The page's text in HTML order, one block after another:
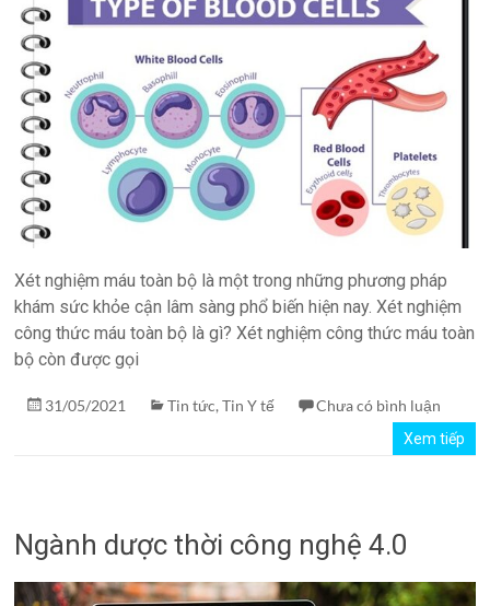
lý
phòng
xét
nghiệm
TPH.LabIMS
Xét nghiệm máu toàn bộ là một trong những phương pháp
khám sức khỏe cận lâm sàng phổ biến hiện nay. Xét nghiệm
công thức máu toàn bộ là gì? Xét nghiệm công thức máu toàn
bộ còn được gọi
31/05/2021 Tin tức,Tin Y tế Chưa có bình luận
Xem tiếp
Ngành dược thời công nghệ 4.0